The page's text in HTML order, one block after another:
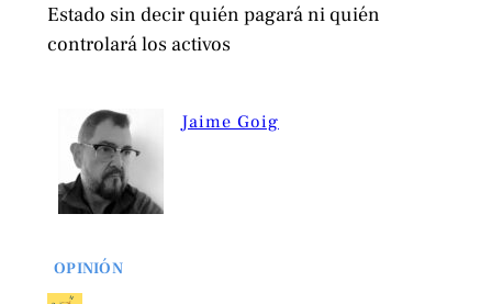
Estado sin decir quién pagará ni quién
controlará los activos
Jaime Goig
OPINIÓN